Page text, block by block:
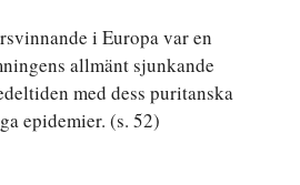
i Europa var en
allmänt sjunkande
med dess puritanska
epidemier. (s. 52)